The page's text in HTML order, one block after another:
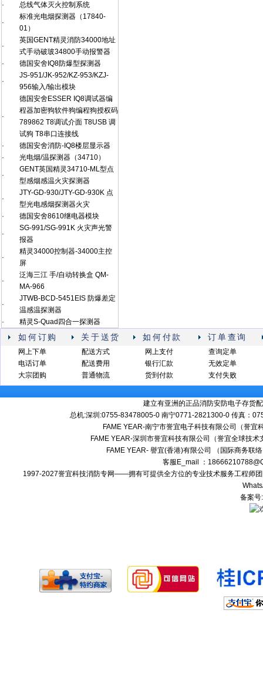
·
总线气体灭火控制系统
·
标准光电烟探测器（17840-
01）
·
英国GENT精灵消防34000地址
式手动破玻34800手动报警器
·
德国安舍IQ8防爆型探测器
·
JS-951/JK-952/KZ-953/KZJ-
956输入/输出模块
·
德国安舍ESSER IQ8调试器编
程器加密狗软件狗编程狗授权码
789862 T8调试介面 T8USB 调
试狗 T8串口连接线
·
德国安舍消防-IQ8楼层显示器
·
光电烟/温探测器（34710）
·
GENT英国精灵34710-ML型点
型感烟感温火灾探测器
·
JTY-GD-930/JTY-GD-930K 点
型光电感烟探测器火灾
·
德国安舍8610继电器模块
·
SG-991/SG-991K 火灾声光警
报器
·
精灵34000控制器-34000主控
屏
·
泛海三江 手/自动转换盒 QM-
MA-966
·
JTWB-BCD-5451EIS 防爆差定
温感温探测器
·
精灵S-Quad四合一探测器
如何订购 关于送货 如何付款 订单查询
网上下单
电话订单
大宗团购
配送方式
配送费用
普通物流
网上支付
银行汇款
货到付款
查询定单
无效定单
支付失败
建立有亚洲的正品消防安防电子存货
总机:深圳:0755-83478005-0 南宁0771-2821300-0 传真：
FAME YEAR-南宁市誉宜电子科技有限公司（誉
FAME YEAR-深圳市誉宜科技有限公司（誉宜全球技
FAME YEAR- 譽宜(香港)有限公司 （国际商务联
客服E_mail ：
1997-2027誉宜科技消防专网——拥有可提供全方位的专业技术服务工程师
备案